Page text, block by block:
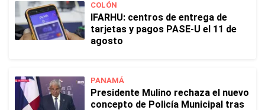
COLÓN
IFARHU: centros de entrega de
tarjetas y pagos PASE-U el 11 de
agosto
PANAMÁ
Presidente Mulino rechaza el nuevo
concepto de Policía Municipal tras